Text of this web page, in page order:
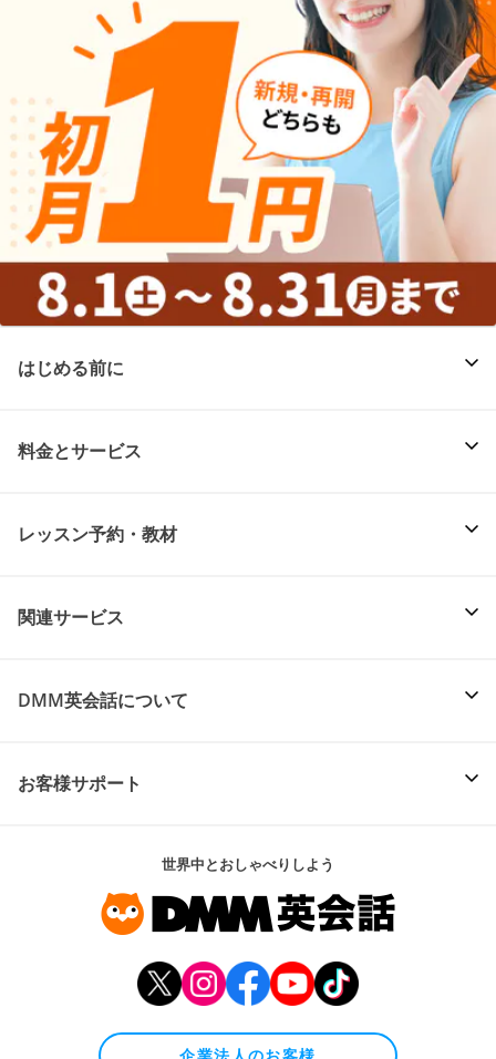
はじめる前に
料金とサービス
レッスン予約・教材
関連サービス
DMM英会話について
お客様サポート
世界中とおしゃべりしよう